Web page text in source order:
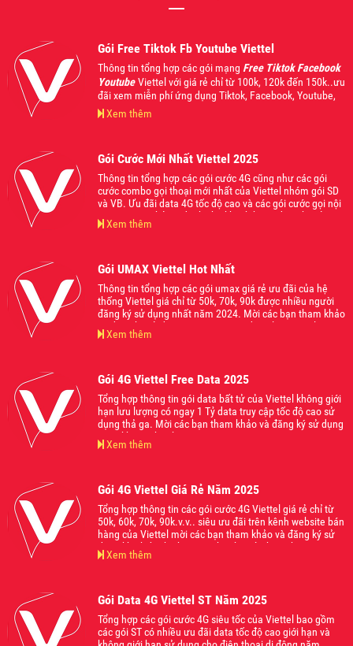
Gói Free Tiktok Fb Youtube Viettel
Thông tin tổng hợp các gói mạng Free Tiktok Facebook
Youtube Viettel với giá rẻ chỉ từ 100k, 120k đến 150k..ưu
đãi xem miễn phí ứng dụng Tiktok, Facebook, Youtube,
bên cạnh đó còn áp dụng gọi nội mạng và liên mạng
Viettel kết hợp data 4G từ 1Gb cho đến 1.5Gb sử dụng
Xem thêm
Gói Cước Mới Nhất Viettel 2025
Thông tin tổng hợp các gói cước 4G cũng như các gói
cước combo gọi thoại mới nhất của Viettel nhóm gói SD
và VB. Ưu đãi data 4G tốc độ cao và các gói cước gọi nội
ngoại mạng thả ga dành cho khách hàng đăng ký sử
dụng, phù hợp với mọi nhu cầu và lứa tuổi, giá cực mềm
Xem thêm
Gói UMAX Viettel Hot Nhất
Thông tin tổng hợp các gói umax giá rẻ ưu đãi của hệ
thống Viettel giá chỉ từ 50k, 70k, 90k được nhiều người
đăng ký sử dụng nhất năm 2024. Mời các bạn tham khảo
và đăng ký sử dụng ngay gói cước đang làm mưa làm gió
trên thị trường hiện nay nhé.
Xem thêm
Gói 4G Viettel Free Data 2025
Tổng hợp thông tin gói data bất tử của Viettel không giới
hạn lưu lượng có ngay 1 Tỷ data truy cập tốc độ cao sử
dụng thả ga. Mời các bạn tham khảo và đăng ký sử dụng
ngay khi có nhu cầu.
Xem thêm
Gói 4G Viettel Giá Rẻ Năm 2025
Tổng hợp thông tin các gói cước 4G Viettel giá rẻ chỉ từ
50k, 60k, 70k, 90k.v.v.. siêu ưu đãi trên kênh website bán
hàng của Viettel mời các bạn tham khảo và đăng ký sử
dụng khi thấy phù hợp với nhu cầu của bạn nhé.
Xem thêm
Gói Data 4G Viettel ST Năm 2025
Tổng hợp các gói cước 4G siêu tốc của Viettel bao gồm
các gói ST có nhiều ưu đãi data tốc độ cao giới hạn và